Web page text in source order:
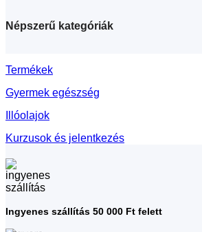
Népszerű kategóriák
Termékek
Gyermek egészség
Illóolajok
Kurzusok és jelentkezés
Ingyenes szállítás 50 000 Ft felett